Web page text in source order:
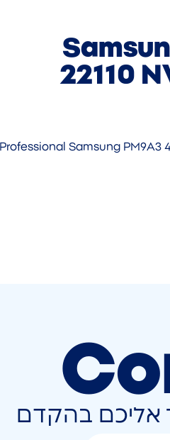
22110
Professional Samsung PM9A3
אליכם בהקדם